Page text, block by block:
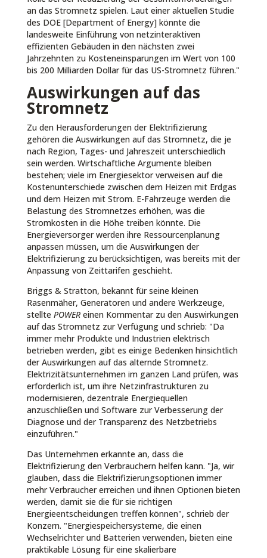
an das Stromnetz spielen. Laut einer aktuellen Studie
des DOE [Department of Energy] könnte die
landesweite Einführung von netzinteraktiven
effizienten Gebäuden in den nächsten zwei
Jahrzehnten zu Kosteneinsparungen im Wert von 100
bis 200 Milliarden Dollar für das US-Stromnetz führen."
Auswirkungen auf das
Stromnetz
Zu den Herausforderungen der Elektrifizierung
gehören die Auswirkungen auf das Stromnetz, die je
nach Region, Tages- und Jahreszeit unterschiedlich
sein werden. Wirtschaftliche Argumente bleiben
bestehen; viele im Energiesektor verweisen auf die
Kostenunterschiede zwischen dem Heizen mit Erdgas
und dem Heizen mit Strom. E-Fahrzeuge werden die
Belastung des Stromnetzes erhöhen, was die
Stromkosten in die Höhe treiben könnte. Die
Energieversorger werden ihre Ressourcenplanung
anpassen müssen, um die Auswirkungen der
Elektrifizierung zu berücksichtigen, was bereits mit der
Anpassung von Zeittarifen geschieht.
Briggs & Stratton, bekannt für seine kleinen
Rasenmäher, Generatoren und andere Werkzeuge,
stellte POWEReinen Kommentar zu den Auswirkungen
auf das Stromnetz zur Verfügung und schrieb: "Da
immer mehr Produkte und Industrien elektrisch
betrieben werden, gibt es einige Bedenken hinsichtlich
der Auswirkungen auf das alternde Stromnetz.
Elektrizitätsunternehmen im ganzen Land prüfen, was
erforderlich ist, um ihre Netzinfrastrukturen zu
modernisieren, dezentrale Energiequellen
anzuschließen und Software zur Verbesserung der
Diagnose und der Transparenz des Netzbetriebs
einzuführen."
Das Unternehmen erkannte an, dass die
Elektrifizierung den Verbrauchern helfen kann. "Ja, wir
glauben, dass die Elektrifizierungsoptionen immer
mehr Verbraucher erreichen und ihnen Optionen bieten
werden, damit sie die für sie richtigen
Energieentscheidungen treffen können", schrieb der
Konzern. "Energiespeichersysteme, die einen
Wechselrichter und Batterien verwenden, bieten eine
praktikable Lösung für eine skalierbare